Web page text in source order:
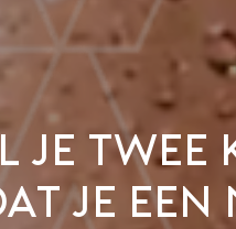
je twee
je een